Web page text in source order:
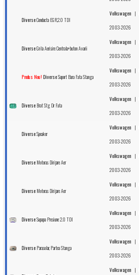
DiverseConducta EGR,2.0 TDI
Volkswagen |
2003-2026
DiverseGrila Aerisire Centrala+buton Avarii
Volkswagen |
2003-2026
Produs Nou! DiverseSuport Bara Fata Stanga
Volkswagen |
2003-2026
Diverse Brat Stg Dr Fata
Volkswagen |
2003-2026
DiverseSpeaker
Volkswagen |
2003-2026
Diverse Motoras Dirijare Aer
Volkswagen |
2003-2026
Diverse Motoras Dirijare Aer
Volkswagen |
2003-2026
DiverseSupapa Presiune 2.0 TDI
Volkswagen |
2003-2026
Diverse Parasolar, Partea Stanga
Volkswagen |
2003-2026
Volkswagen |